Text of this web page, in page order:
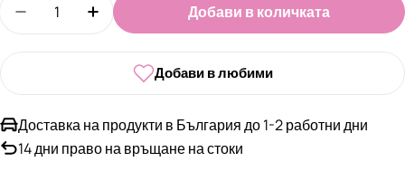
Намали количеството за Подложка за маса
Увеличи количеството за Подложка
Добави в количката
Добави в любими
Доставка на продукти в България до 1-2 работни дни
14 дни право на връщане на стоки